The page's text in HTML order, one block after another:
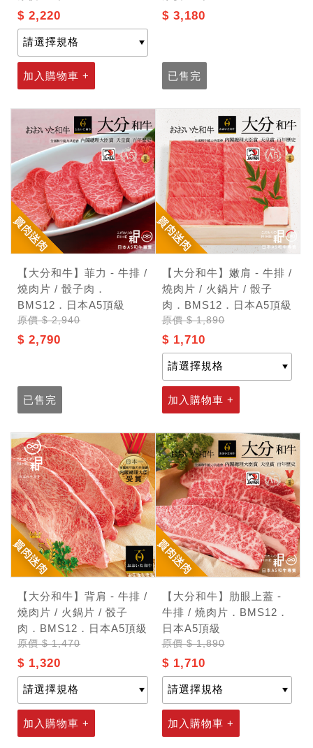
$ 2,220
加入購物車 +
$ 3,180
已售完
【大分和牛】菲力 - 牛排 /
燒肉片 / 骰子肉．
BMS12．日本A5頂級
原價$ 2,940
$ 2,790
已售完
【大分和牛】嫩肩 - 牛排 /
燒肉片 / 火鍋片 / 骰子
肉．BMS12．日本A5頂級
原價$ 1,890
$ 1,710
加入購物車 +
【大分和牛】背肩 - 牛排 /
燒肉片 / 火鍋片 / 骰子
肉．BMS12．日本A5頂級
原價$ 1,470
$ 1,320
加入購物車 +
【大分和牛】肋眼上蓋 -
牛排 / 燒肉片．BMS12．
日本A5頂級
原價$ 1,890
$ 1,710
加入購物車 +
記住帳號